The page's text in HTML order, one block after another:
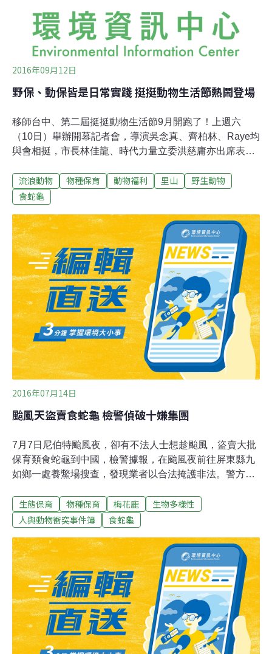
跟保護動物、保育相關的資訊」劉偉蘋說。去年，第一
2016年09月12日
野保、動保皆是日常實踐 挺挺動物生活節熱鬧登場
移師台中、第二屆挺挺動物生活節9月開跑了！上週六
（10日）舉辦開幕記者會，導演吳念真、齊柏林、Raye均
與會相挺，市長林佳龍、時代力量立委洪慈庸亦出席表達
物不離不棄，給牠們永遠的家；對野生動物少爭少奪，還
牠們棲息的家」，且串連展覽、講座、影展、嘉年華等四
蘋表示，結合伴侶動物保護及野生動物保育，目的在強調
動保不是社會議題，乃生活實踐，從而平視所有存在，你
的、我的、牠們的。牠的眼神 觸發你的行動去年第一屆挺
挺動物生活節於板橋435藝文特區舉行，藉此呼應10月4日
世界動物日。打點完聯合展導覽、記者會、首場座談等裡
裡外外，劉偉蘋才得以休息片刻，回想僅僅兩個成員的小
蝦米團隊如何一路走來，最大的感動即是獲得這麼多人的
響應與協助。
流浪動物 物種保育 動物福利 里山
野生動物
食蛇龜
2016年07月14日
颱風天盜賣食蛇龜 檢警偵破十嫌集團
7月7日尼伯特颱風夜，卻有不法人士想趁颱風，盜賣大批
保育類食蛇龜到中國，檢警據報，在颱風夜前往屏東縣九
如鄉一處養鱉場搜查，發現業者以合法掩護非法。警方先
買食蛇龜的現金，而食蛇龜就是來自恆春，警方總共追出
集團十名成員，其中就有人負責用捕鼠籠，誘捕食蛇籠。
頭骨。由於墾丁國家公園過去曾發現被砍頭的梅花鹿屍
體，懷疑這個盜龜集團的部分成員，也涉嫌盜獵梅花鹿，
全案警方還要持續追查，屏東法院也已經收押盜龜集團的
謝姓主嫌。
生態保育 物種保育 梅花鹿
生物多樣性
人與動物衝突事件簿
食蛇龜